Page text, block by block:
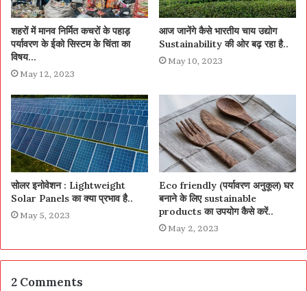
शहरों में मानव निर्मित कचरों के पहाड़
पर्यावरण के ईको सिस्टम के चिंता का
विषय…
May 12, 2023
आज जानेंगे कैसे भारतीय चाय उद्योग
Sustainability की ओर बढ़ रहा है..
May 10, 2023
सोलर इनोवेशन : Lightweight
Solar Panels का क्या प्रभाव है..
May 5, 2023
Eco friendly (पर्यावरण अनुकूल) घर
बनाने के लिए sustainable
products का उपयोग कैसे करें..
May 2, 2023
2 Comments